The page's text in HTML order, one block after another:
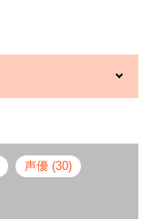
声優 (30)